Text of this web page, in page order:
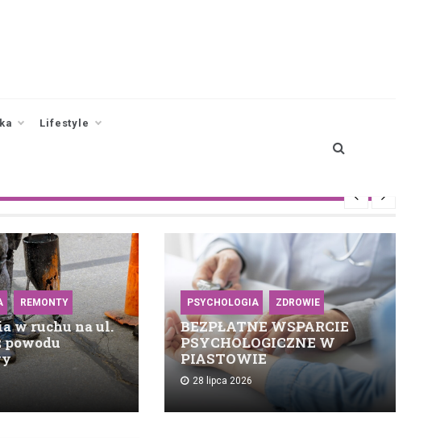
Lifestyle
REMONTY
w ruchu na ul.
powodu
PSYCHOLOGIA ZDROWIE
BEZPŁATNE WSPARCIE
PSYCHOLOGICZNE W
PIASTOWIE
28 lipca 2026